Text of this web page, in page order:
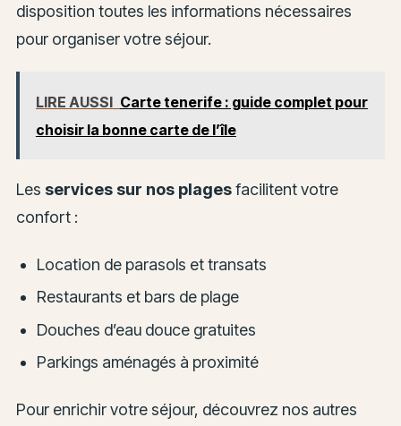
disposition toutes les informations nécessaires
pour organiser votre séjour.
LIRE AUSSI Carte tenerife : guide complet pour
choisir la bonne carte de l’île
Les services sur nos plagesfacilitent votre
confort :
Location de parasols et transats
Restaurants et bars de plage
Douches d’eau douce gratuites
Parkings aménagés à proximité
Pour enrichir votre séjour, découvrez nos autres